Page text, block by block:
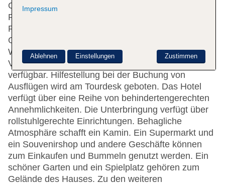
Gebäude mit Aufzügen verteilen. Das freundliche
Personal an der Rezeption ist gerne bei allen
Fragen behilflich. Eine Garderobe, eine
Gepäckaufbewahrung, ein Safe und eine
Wechselstube stehen als Serviceleistungen zur
Verfügung. WLAN ist in den öffentlichen Bereichen
verfügbar. Hilfestellung bei der Buchung von
Ausflügen wird am Tourdesk geboten. Das Hotel
verfügt über eine Reihe von behindertengerechten
Annehmlichkeiten. Die Unterbringung verfügt über
rollstuhlgerechte Einrichtungen. Behagliche
Atmosphäre schafft ein Kamin. Ein Supermarkt und
ein Souvenirshop und andere Geschäfte können
zum Einkaufen und Bummeln genutzt werden. Ein
schöner Garten und ein Spielplatz gehören zum
Gelände des Hauses. Zu den weiteren
Impressum
Zustimmen
Ablehnen Einstellungen